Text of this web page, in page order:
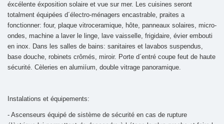
éxcélente éxposition solaire et vue sur mer. Les cuisines seront
totalment équipées d´électro-ménagers encastrable, praites a
fonctionner: four, plaque vitroceramique, hôte, panneaux solaires, micro-
ondes, machine a laver le linge, lave vaisselle, frigidaire, évier embouti
en inox. Dans les salles de bains: sanitaires et lavabos suspendus,
base douche, robinets crômés, miroir. Porte d´entré coupe feut de haute
sécurité. Cèleries en alumiíum, double vitrage panoramique.
Instalations et équipements:
- Ascenseurs équipé de sistème de sécurité en cas de rupture